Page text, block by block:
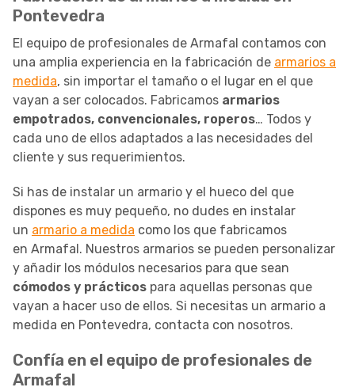
Pontevedra
El equipo de profesionales de Armafal contamos con
una amplia experiencia en la fabricación de armarios a
medida, sin importar el tamaño o el lugar en el que
vayan a ser colocados. Fabricamos armarios
empotrados, convencionales, roperos… Todos y
cada uno de ellos adaptados a las necesidades del
cliente y sus requerimientos.
Si has de instalar un armario y el hueco del que
dispones es muy pequeño, no dudes en instalar
un armario a medida como los que fabricamos
en Armafal. Nuestros armarios se pueden personalizar
y añadir los módulos necesarios para que sean
cómodos y prácticos para aquellas personas que
vayan a hacer uso de ellos. Si necesitas un armario a
medida en Pontevedra, contacta con nosotros.
Confía en el equipo de profesionales de
Armafal